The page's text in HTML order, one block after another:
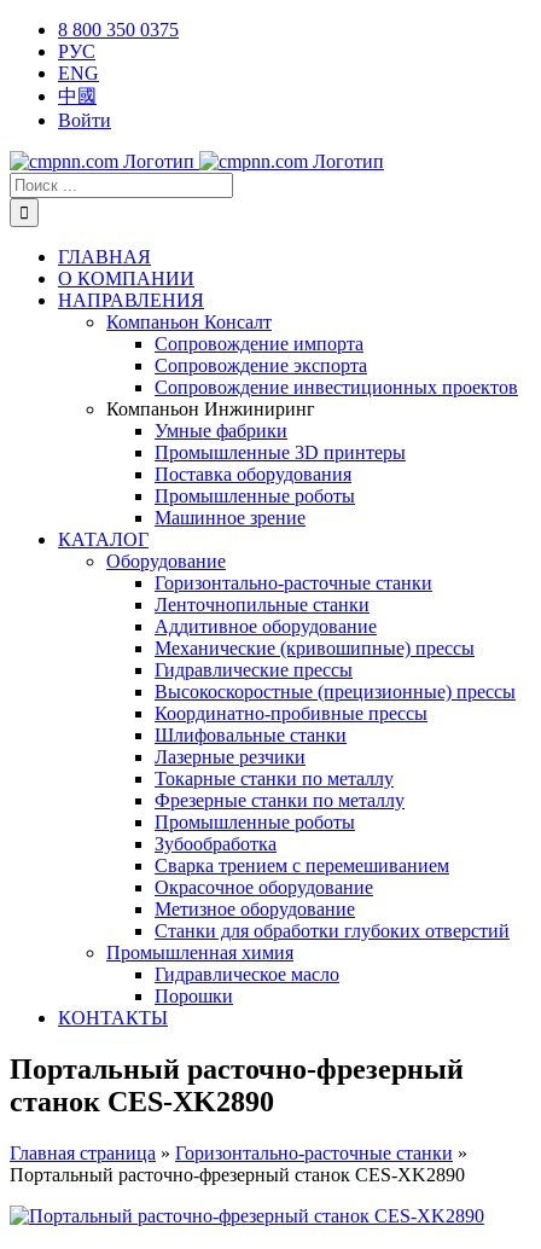
Skip
content
Facebook
YouTube
Instagram8 800 350 0375
РУС
ENG
中國
Войти
Результат
поиска:
ГЛАВНАЯ
О КОМПАНИИ
НАПРАВЛЕНИЯ
Компаньон Консалт
Сопровождение импорта
Сопровождение экспорта
Сопровождение инвестиционных проектов
Компаньон Инжиниринг
Умные фабрики
Промышленные 3D принтеры
Поставка оборудования
Промышленные роботы
Машинное зрение
КАТАЛОГ
Оборудование
Горизонтально-расточные станки
Ленточнопильные станки
Аддитивное оборудование
Механические (кривошипные) прессы
Гидравлические прессы
Высокоскоростные (прецизионные) прессы
Координатно-пробивные прессы
Шлифовальные станки
Лазерные резчики
Токарные станки по металлу
Фрезерные станки по металлу
Промышленные роботы
Зубообработка
Сварка трением с перемешиванием
Окрасочное оборудование
Метизное оборудование
Станки для обработки глубоких отверстий
Промышленная химия
Гидравлическое масло
Порошки
КОНТАКТЫ
Портальный расточно-фрезерный
станок CES-XK2890
Главная страница » Горизонтально-расточные станки »
Портальный расточно-фрезерный станок CES-XK2890